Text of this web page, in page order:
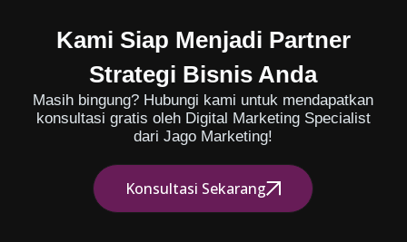
Kami Siap Menjadi Partner
Strategi Bisnis Anda
Masih bingung? Hubungi kami untuk mendapatkan
konsultasi gratis oleh Digital Marketing Specialist
dari Jago Marketing!
Konsultasi Sekarang